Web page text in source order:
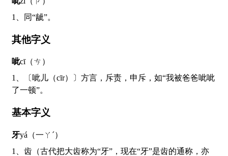
1、同“龇”。
其他字义
呲cī（ㄘ）
1、〔呲儿（cīr）〕方言，斥责，申斥，如“我被爸爸呲呲
了一顿”。
基本字义
牙yá（一ㄚˊ）
1、齿（古代把大齿称为“牙”，现在“牙”是齿的通称，亦